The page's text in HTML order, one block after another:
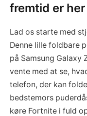
fremtid er
Lad os starte med
Denne lille foldbare
på Samsung Galaxy
vente med at se,
telefon, der kan
bedstemors
køre Fortnite i fuld